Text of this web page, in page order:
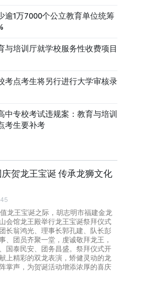
逾1万7000个公立教育单位统筹
与培训厅就学校服务性收费项目
考点考生将另行进行大学审核录
中专校考试违规案：教育与培训
考生要补考
贺龙王宝诞 传承龙狮文化
龙王宝诞之际，胡志明市福建金龙
会馆龙王殿举行龙王宝诞祭拜仪式
长翁鸿光、理事长郭孔建、队长彭
、团员齐聚一堂，虔诚敬拜龙王，
国泰民安、团务昌盛。祭拜仪式开
上精彩的双龙表演，矫健灵动的龙
掌声，为贺诞活动增添浓厚的喜庆